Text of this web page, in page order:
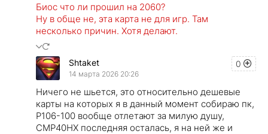
Биос что ли прошил на 2060?
Ну в обще не, эта карта не для игр. Там
несколько причин. Хотя делают.
0
Shtaket
14 марта 2026 20:26
Ничего не шьется, это относительно дешевые
карты на которых я в данный момент собираю пк,
P106-100 вообще отлетают за милую душу,
CMP40HX последняя осталась, я на ней же и